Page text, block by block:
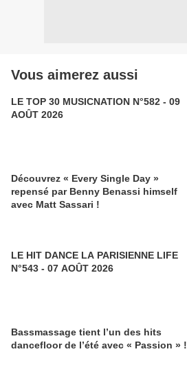
Vous aimerez aussi
LE TOP 30 MUSICNATION N°582 - 09
AOÛT 2026
Découvrez « Every Single Day »
repensé par Benny Benassi himself
avec Matt Sassari !
LE HIT DANCE LA PARISIENNE LIFE
N°543 - 07 AOÛT 2026
Bassmassage tient l’un des hits
dancefloor de l’été avec « Passion » !